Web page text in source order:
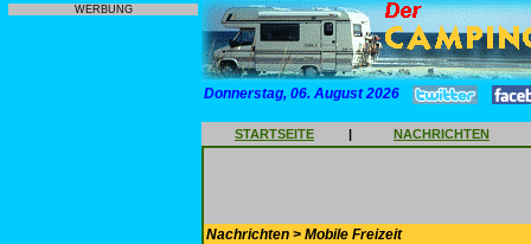
WERBUNG
Donnerstag, 06. August 2026
STARTSEITE | NACHRICHTEN
Nachrichten > Mobile Freizeit